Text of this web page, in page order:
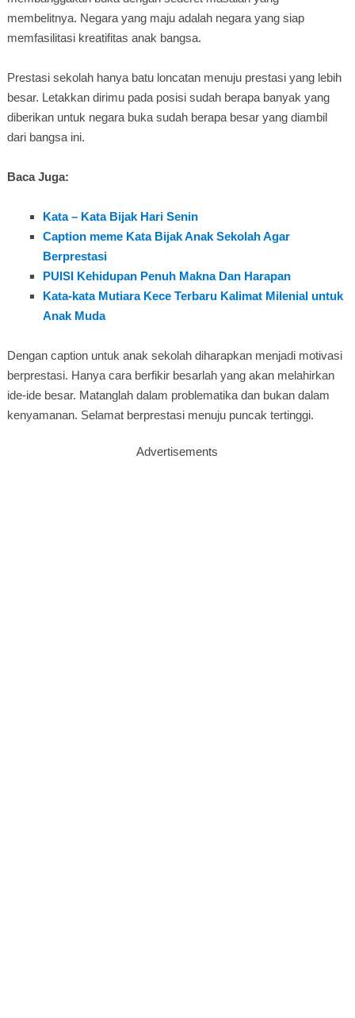
membelitnya. Negara yang maju adalah negara yang siap
memfasilitasi kreatifitas anak bangsa.
Prestasi sekolah hanya batu loncatan menuju prestasi yang lebih
besar. Letakkan dirimu pada posisi sudah berapa banyak yang
diberikan untuk negara buka sudah berapa besar yang diambil
dari bangsa ini.
Baca Juga:
Kata – Kata Bijak Hari Senin
Caption meme Kata Bijak Anak Sekolah Agar
Berprestasi
PUISI Kehidupan Penuh Makna Dan Harapan
Kata-kata Mutiara Kece Terbaru Kalimat Milenial untuk
Anak Muda
Dengan caption untuk anak sekolah diharapkan menjadi motivasi
berprestasi. Hanya cara berfikir besarlah yang akan melahirkan
ide-ide besar. Matanglah dalam problematika dan bukan dalam
kenyamanan. Selamat berprestasi menuju puncak tertinggi.
Advertisements